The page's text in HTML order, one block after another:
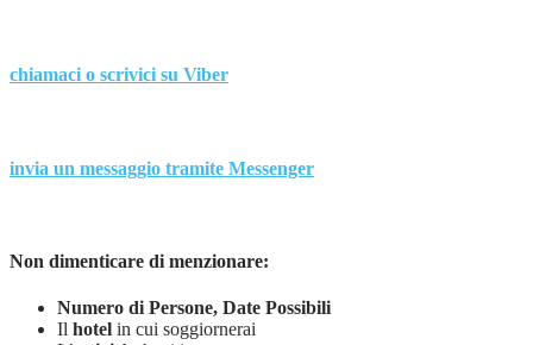
chiamaci o scrivici su Viber
invia un messaggio tramite Messenger
Non dimenticare di menzionare:
Numero di Persone, Date Possibili
Il hotel in cui soggiornerai